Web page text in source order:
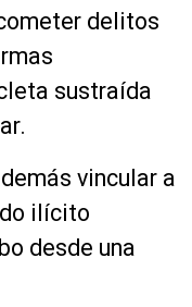
delitos
sustraída
vincular a
ilícito
desde una